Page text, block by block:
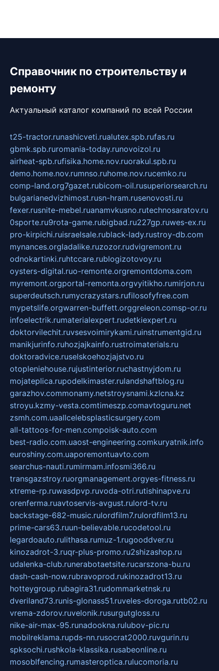
Справочник по строительству и
ремонту
Актуальный каталог компаний по всей России
t25-tractor.runashicveti.rualutex.spb.rufas.ru
gbmk.spb.ruromania-today.runovoizol.ru
airheat-spb.rufisika.home.nov.ruorakul.spb.ru
demo.home.nov.rumnso.ruhome.nov.rucemko.ru
comp-land.org7gazet.rubicom-oil.rusuperiorsearch.ru
bulgarianedvizhimost.rusn-hram.rusenovosti.ru
fexer.rusnite-mebel.ruanamvkusno.rutechnosaratov.ru
0sporte.ru9rota-game.rubigbad.ru227gp.ruwes-ex.ru
pro-kirpichi.ruisraelsale.rublack-lady.rustroy-db.com
mynances.orgladalike.ruzozor.rudvigremont.ru
odnokartinki.ruhtccare.rublogizotovoy.ru
oysters-digital.ruo-remonte.orgremontdoma.com
myremont.orgportal-remonta.orgvyitikho.rumirjon.ru
superdeutsch.rumycrazystars.rufilosofyfree.com
mypetslife.orgwarren-buffett.orggreleon.comsp-or.ru
infoelectrik.rumaterialexpert.rudetkiexpert.ru
doktorvilechit.ruvsesvoimirykami.ruinstrumentgid.ru
manikjurinfo.ruhozjajkainfo.rustroimaterials.ru
doktoradvice.ruselskoehozjajstvo.ru
otopleniehouse.rujustinterior.ruchastnyjdom.ru
mojateplica.rupodelkimaster.rulandshaftblog.ru
garazhov.commonamy.netstroysnami.kzlcna.kz
stroyu.kzmy-vesta.comtimeszp.comavtoguru.net
zsmh.com.uaallcelebsplasticsurgery.com
all-tattoos-for-men.compoisk-auto.com
best-radio.com.uaost-engineering.comkuryatnik.info
euroshiny.com.uaporemontuavto.com
searchus-nauti.rumirmam.infosmi366.ru
transgazstroy.ruorgmanagement.orgyes-fitness.ru
xtreme-rp.ruwasdpvp.ruvoda-otri.rutishinapve.ru
orenferma.ruavtoservis-avgust.rulord-tv.ru
backstage-682-music.rulordfilm7.rulordfilm13.ru
prime-cars63.ruun-believable.rucodetool.ru
legardoauto.rulithasa.rumuz-1.rugooddver.ru
kinozadrot-3.ruqr-plus-promo.ru2shizashop.ru
udalenka-club.runerabotaetsite.rucarszona-bu.ru
dash-cash-now.rubravoprod.rukinozadrot13.ru
hotteygroup.rubagira31.rudommarketnsk.ru
dveriland73.runis-glonass51.ruveles-doroga.rutb02.ru
vrema-zdorov.ruvelonik.rusurgutgloss.ru
nike-air-max-95.runadookna.rulubov-pic.ru
mobilreklama.rupds-nn.rusocrat2000.ruvgurin.ru
spksochi.rushkola-klassika.rusabeonline.ru
mosoblfencing.rumasteroptica.rulucomoria.ru